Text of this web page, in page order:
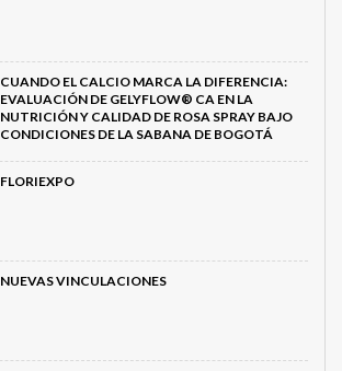
CUANDO EL CALCIO MARCA LA DIFERENCIA:
EVALUACIÓN DE GELYFLOW® CA EN LA
NUTRICIÓN Y CALIDAD DE ROSA SPRAY BAJO
CONDICIONES DE LA SABANA DE BOGOTÁ
FLORIEXPO
NUEVAS VINCULACIONES